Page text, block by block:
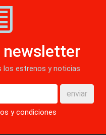
newsletter
los estrenos y noticias
enviar
y condiciones